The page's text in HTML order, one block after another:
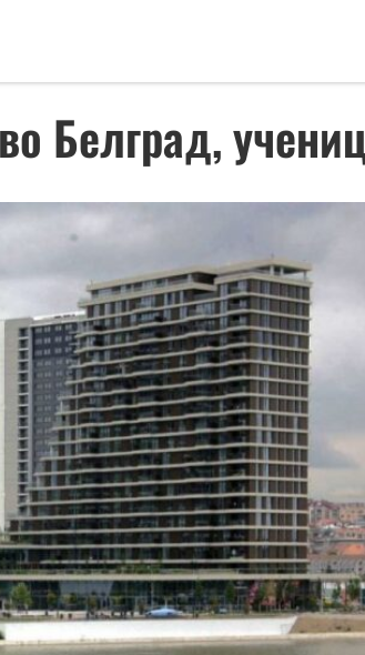
Белград,